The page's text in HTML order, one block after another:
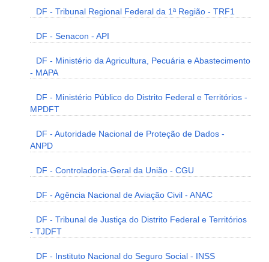
DF - Tribunal Regional Federal da 1ª Região - TRF1
DF - Senacon - API
DF - Ministério da Agricultura, Pecuária e Abastecimento
- MAPA
DF - Ministério Público do Distrito Federal e Territórios -
MPDFT
DF - Autoridade Nacional de Proteção de Dados -
ANPD
DF - Controladoria-Geral da União - CGU
DF - Agência Nacional de Aviação Civil - ANAC
DF - Tribunal de Justiça do Distrito Federal e Territórios
- TJDFT
DF - Instituto Nacional do Seguro Social - INSS